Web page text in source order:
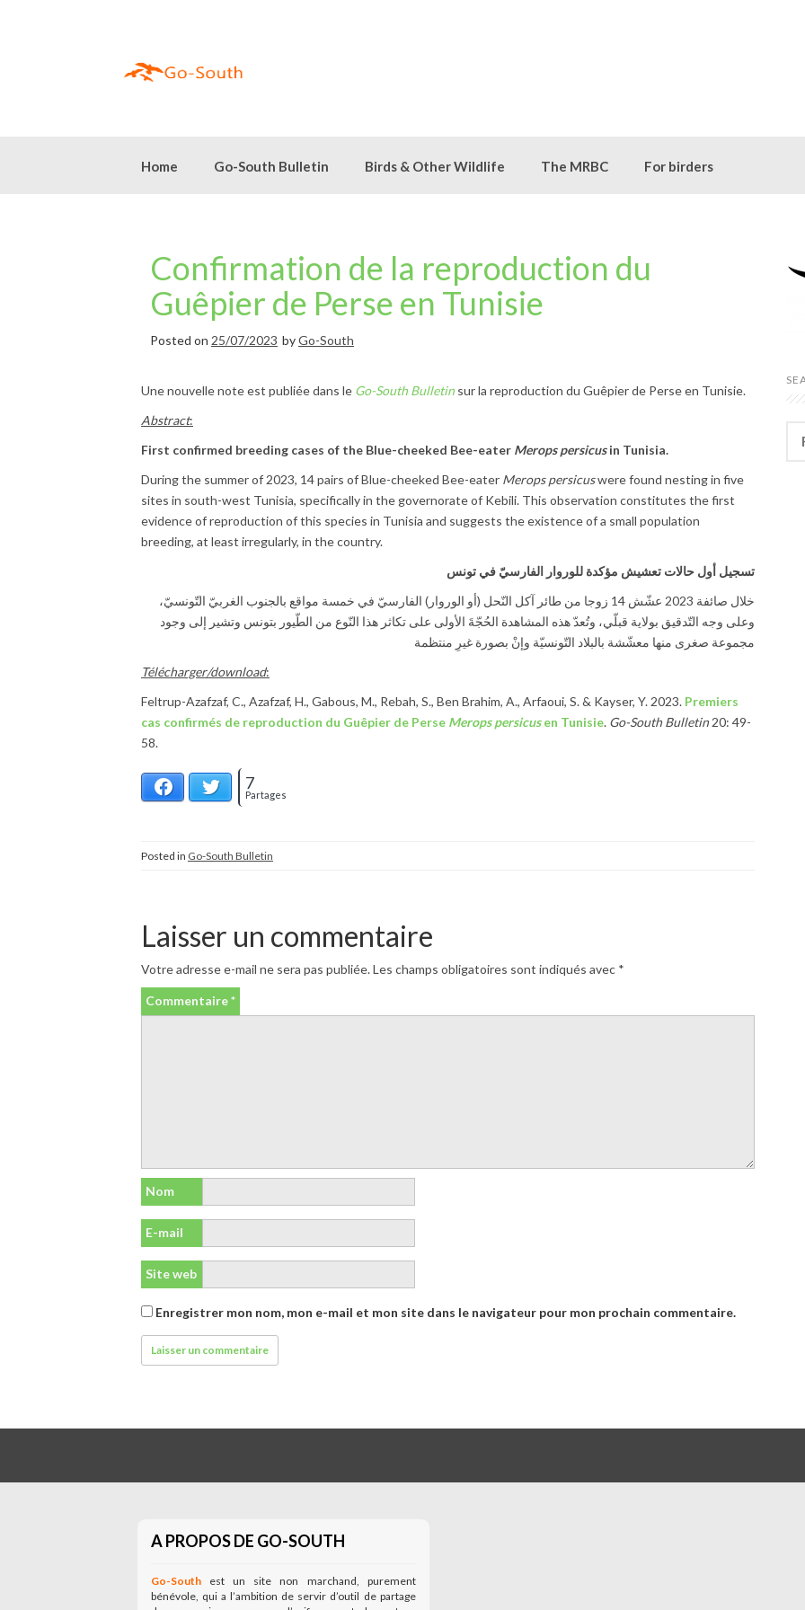
Home Go-South Bulletin Birds & Other Wildlife The MRBC For birders
Confirmation de la reproduction du
Guêpier de Perse en Tunisie
Posted on 25/07/2023 byGo-South
Une nouvelle note est publiée dans le Go-South Bulletin sur la reproduction du Guêpier de Perse en Tunisie.
Abstract:
First confirmed breeding cases of the Blue-cheeked Bee-eater Merops persicusin Tunisia.
During the summer of 2023, 14 pairs of Blue-cheeked Bee-eater Merops persicuswere found nesting in five
sites in south-west Tunisia, specifically in the governorate of Kebili. This observation constitutes the first
evidence of reproduction of this species in Tunisia and suggests the existence of a small population
breeding, at least irregularly, in the country.
تسجيل أول حالات تعشيش مؤكدة للوروار الفارسيّ في تونس
خلال صائفة 2023 عشّش 14 زوجا من طائر آكل النّحل (أو الوروار) الفارسيّ في خمسة مواقع بالجنوب الغربيّ التّونسيّ،
وعلى وجه التّدقيق بولاية قبلّي، وتُعدّ هذه المشاهدة الحُجّةَ الأولى على تكاثر هذا النّوع من الطّيور بتونس وتشير إلى وجود
مجموعة صغرى منها معشّشة بالبلاد التّونسيّة وإنْ بصورة غيرِ منتظمة
Télécharger/download:
Feltrup-Azafzaf, C., Azafzaf, H., Gabous, M., Rebah, S., Ben Brahim, A., Arfaoui, S. & Kayser, Y. 2023. Premiers
cas confirmés de reproduction du Guêpier de Perse Merops persicusen Tunisie. Go-South Bulletin 20: 49-
58.
Facebook Twitter
Partages
7
Posted in Go-South Bulletin
Laisser un commentaire
Votre adresse e-mail ne sera pas publiée.Les champs obligatoires sont indiqués avec *
Commentaire*
Nom
E-mail
Site web
Enregistrer mon nom, mon e-mail et mon site dans le navigateur pour mon prochain commentaire.
A PROPOS DE GO-SOUTH
Go-South est un site non marchand, purement
bénévole, qui a l’ambition de servir d’outil de partage